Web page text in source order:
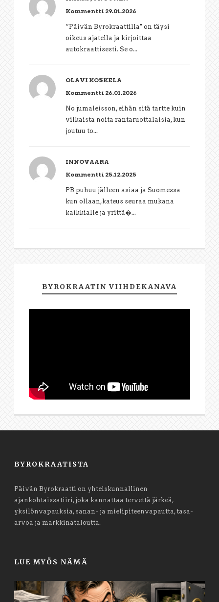
Kommentti 29.01.2026
“Päivän Byrokraattilla" on täysi
oikeus ajatella ja kirjoittaa
autokraattisesti. Se o...
OLAVI KOSKELA
Kommentti 26.01.2026
No jumaleisson, eihän sitä tartte kuin
vilkaista noita rantaruottalaisia, kun
joutuu to...
INNOVAARA
Kommentti 25.12.2025
PB puhuu jälleen asiaa ja Suomessa
kun ollaan,kateus seuraa mukana
kaikkialle ja yrittä�...
BYROKRAATIN VIIHDEKANAVA
BYROKRAATISTA
Päivän Byrokraatti on yhteiskunnallinen
ajankohtaissatiiri, joka kannattaa tervettä järkeä,
yksilönvapauksia, sanan- ja mielipiteenvapautta, tasa-
arvoa ja markkinataloutta.
LUE MYÖS NÄMÄ